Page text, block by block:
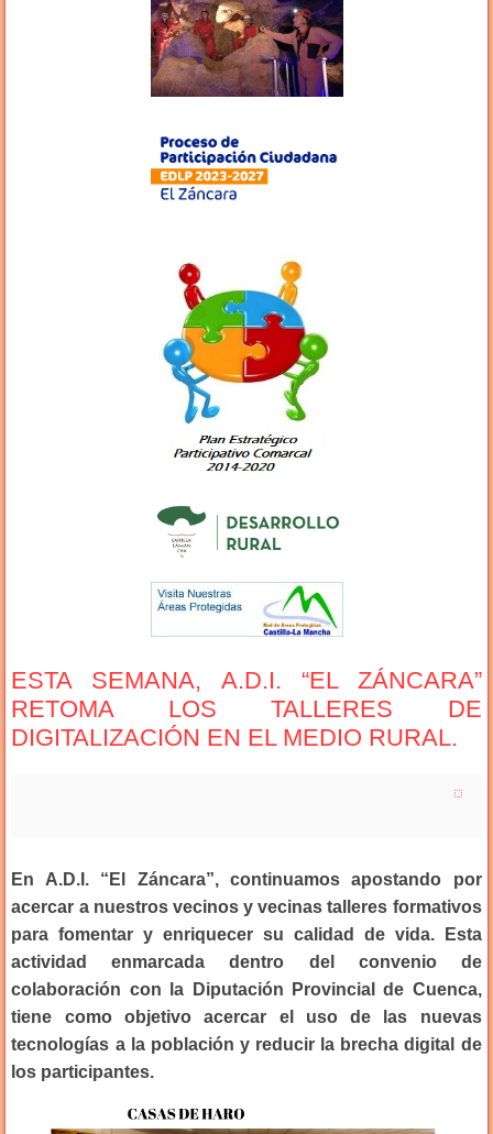
ESTA SEMANA, A.D.I. “EL ZÁNCARA”
RETOMA LOS TALLERES DE
DIGITALIZACIÓN EN EL MEDIO RURAL.
En A.D.I. “El Záncara”, continuamos apostando por
acercar a nuestros vecinos y vecinas talleres formativos
para fomentar y enriquecer su calidad de vida. Esta
actividad enmarcada dentro del convenio de
colaboración con la Diputación Provincial de Cuenca,
tiene como objetivo acercar el uso de las nuevas
tecnologías a la población y reducir la brecha digital de
los participantes.